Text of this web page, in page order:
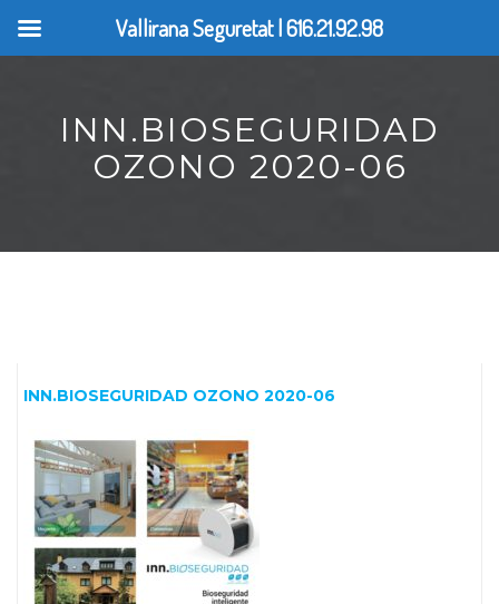
INN.BIOSEGURIDAD
OZONO 2020-06
INN.BIOSEGURIDAD OZONO 2020-06
Vallirana Seguretat | 616.21.92.98